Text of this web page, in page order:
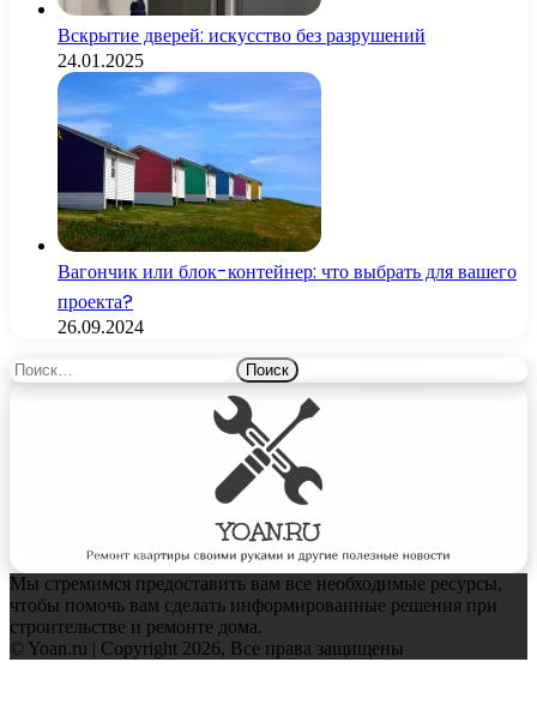
Вскрытие дверей: искусство без разрушений
24.01.2025
Вагончик или блок-контейнер: что выбрать для вашего
проекта?
26.09.2024
Найти:
Мы стремимся предоставить вам все необходимые ресурсы,
чтобы помочь вам сделать информированные решения при
строительстве и ремонте дома.
© Yoan.ru | Copyright 2026, Все права защищены